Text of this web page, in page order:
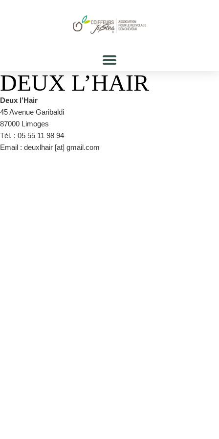
DEUX L’HAIR
Deux l’Hair
45 Avenue Garibaldi
87000 Limoges
Tél. : 05 55 11 98 94
Email : deuxlhair [at] gmail.com